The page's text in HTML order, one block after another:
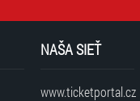
NAŠA SIEŤ
www.ticketportal.cz